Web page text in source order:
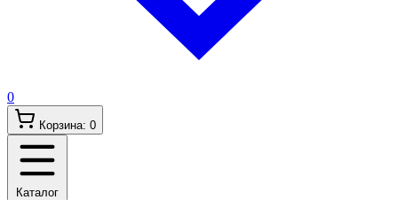
0
Корзина: 0
Каталог